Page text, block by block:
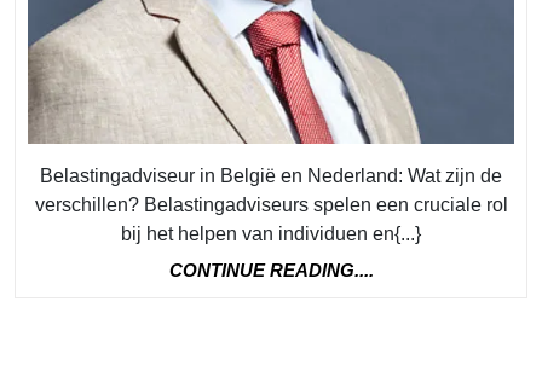
Belastingadviseur in België en Nederland: Wat zijn de
verschillen? Belastingadviseurs spelen een cruciale rol
bij het helpen van individuen en{...}
CONTINUE READING....